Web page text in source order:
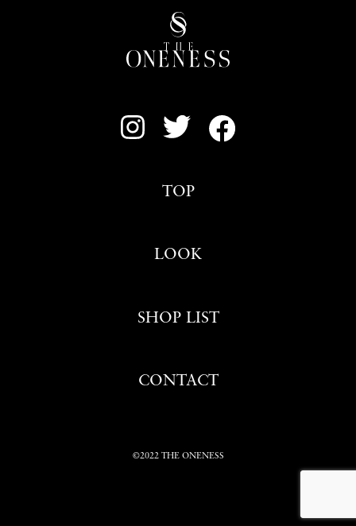
TOP
LOOK
SHOP LIST
CONTACT
©2022 THE ONENESS